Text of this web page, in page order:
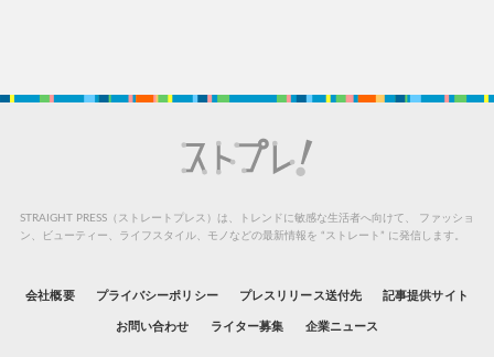
STRAIGHT PRESS（ストレートプレス）は、トレンドに敏感な生活者へ向けて、
ファッショ
ン、ビューティー、ライフスタイル、モノなどの最新情報を “ストレート” に発信します。
会社概要 プライバシーポリシー プレスリリース送付先 記事提供サイト
お問い合わせ ライター募集 企業ニュース